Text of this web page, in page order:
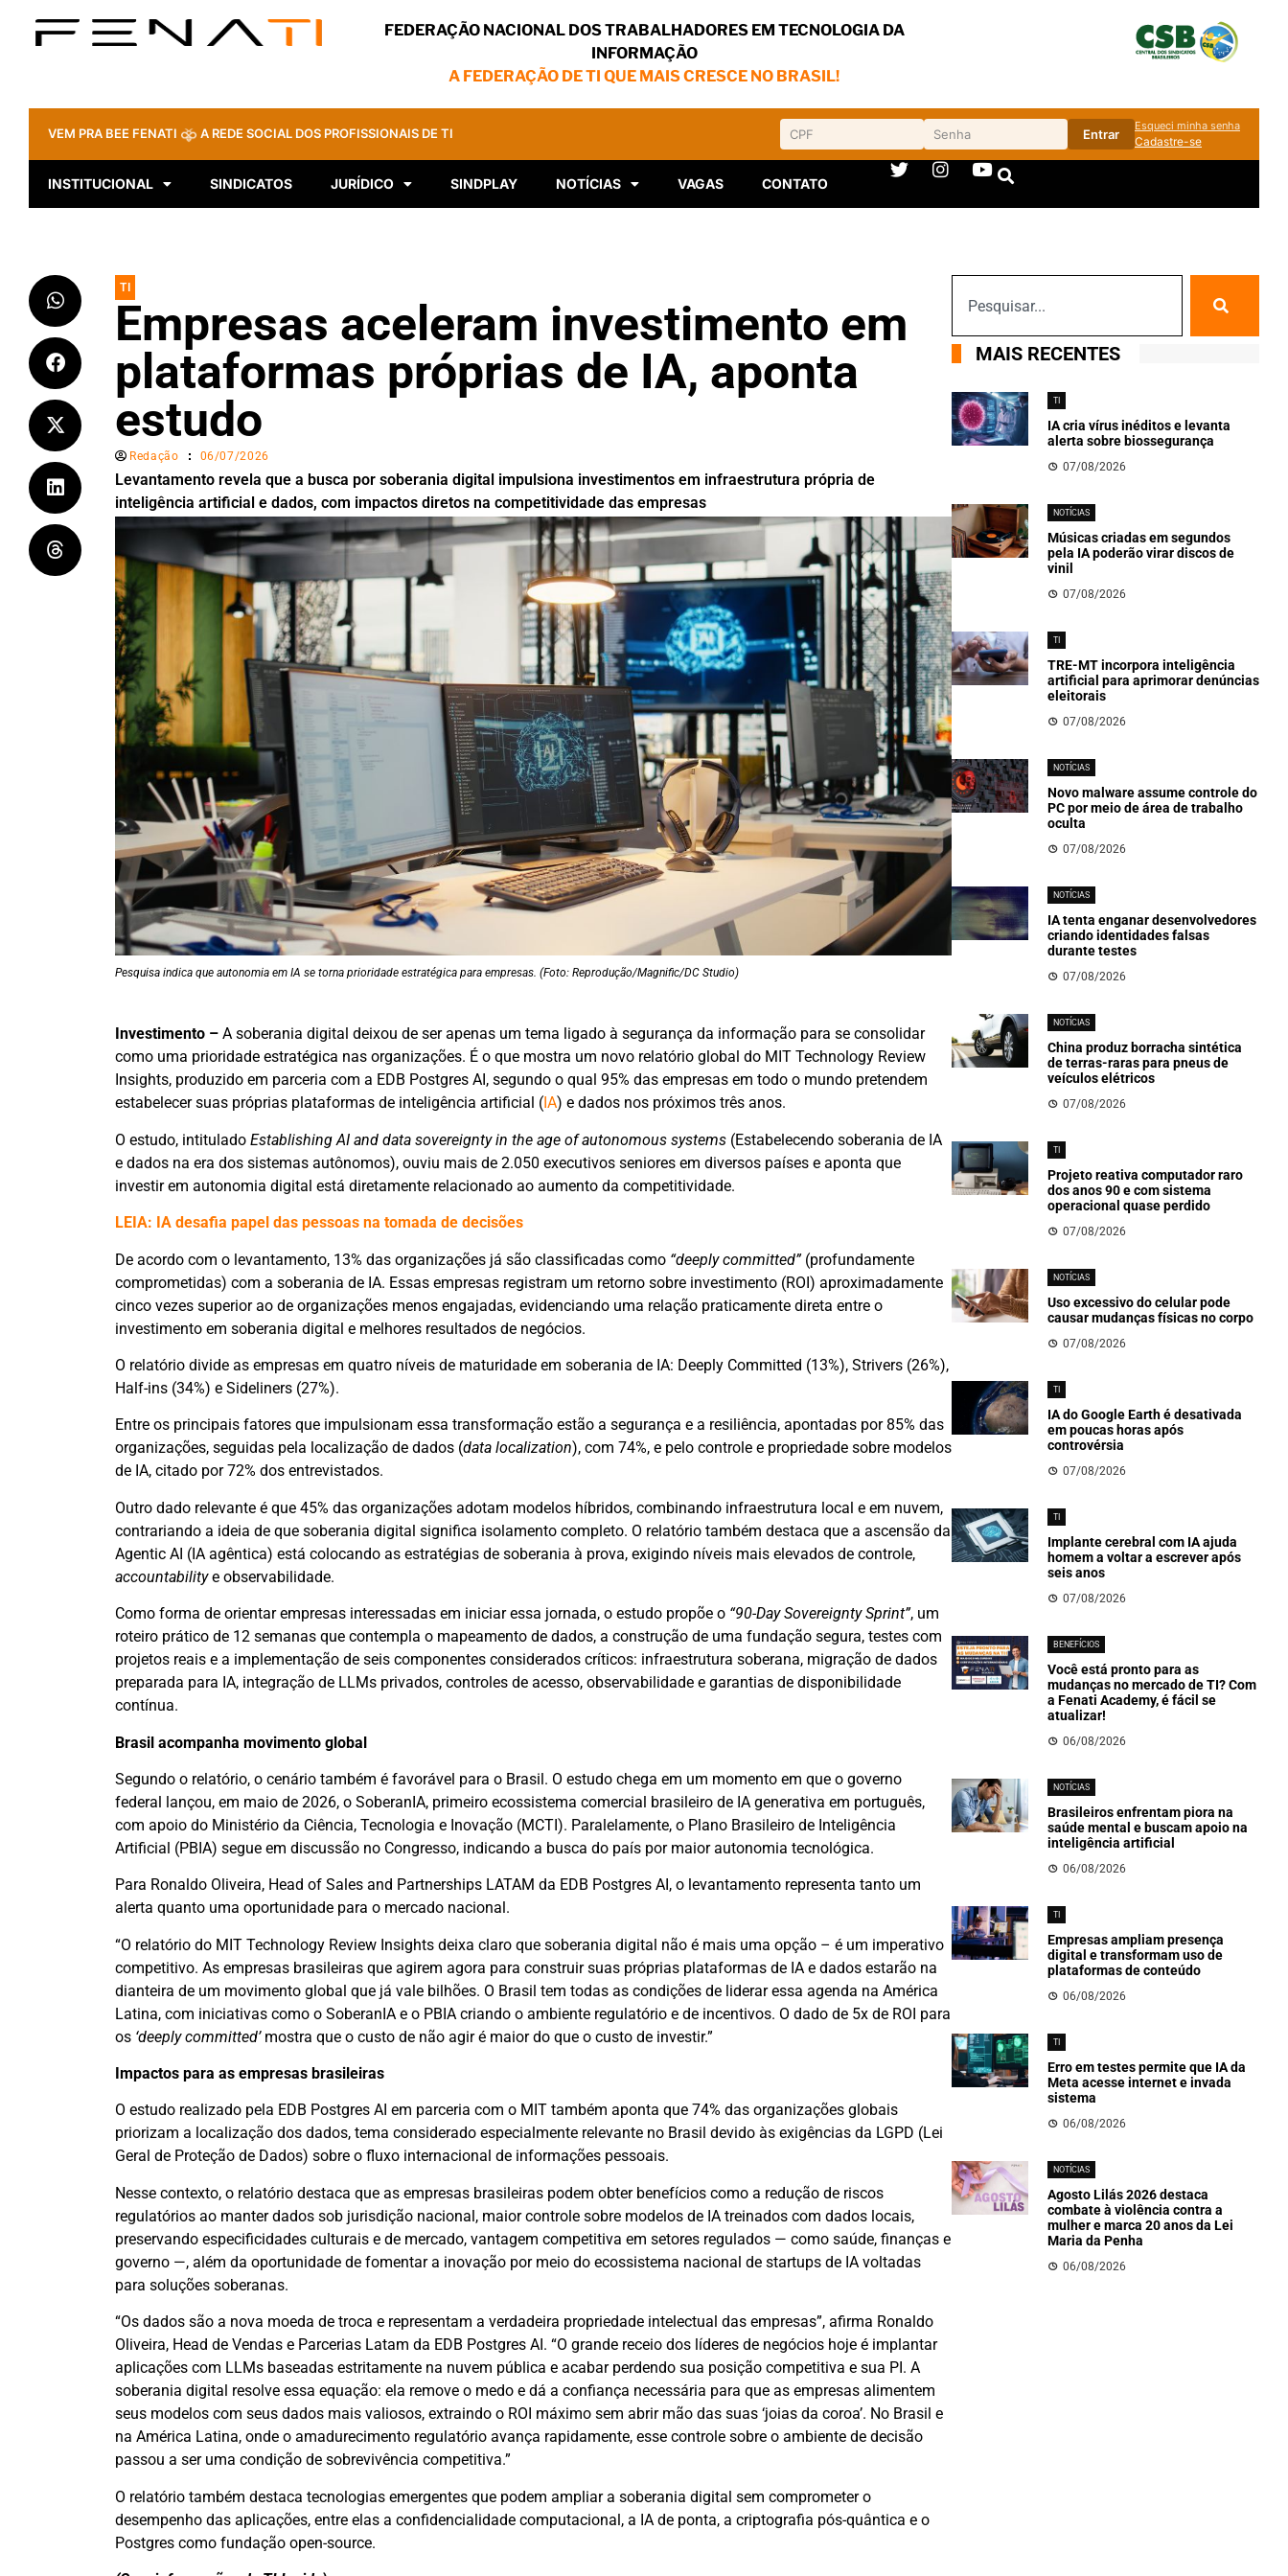
FEDERAÇÃO NACIONAL DOS TRABALHADORES EM TECNOLOGIA DA
INFORMAÇÃO
A FEDERAÇÃO DE TI QUE MAIS CRESCE NO BRASIL!
VEM PRA BEE FENATI A REDE SOCIAL DOS PROFISSIONAIS DE TI Entrar
Esqueci minha senha
Cadastre-se
INSTITUCIONAL SINDICATOS JURÍDICO SINDPLAY NOTÍCIAS VAGAS CONTATO
TI
Empresas aceleram investimento em
plataformas próprias de IA, aponta
estudo
Redação 06/07/2026
Levantamento revela que a busca por soberania digital impulsiona investimentos em infraestrutura própria de
inteligência artificial e dados, com impactos diretos na competitividade das empresas
Pesquisa indica que autonomia em IA se torna prioridade estratégica para empresas. (Foto: Reprodução/Magnific/DC Studio)
Investimento –A soberania digital deixou de ser apenas um tema ligado à segurança da informação para se consolidar
como uma prioridade estratégica nas organizações. É o que mostra um novo relatório global do MIT Technology Review
Insights, produzido em parceria com a EDB Postgres AI, segundo o qual 95% das empresas em todo o mundo pretendem
estabelecer suas próprias plataformas de inteligência artificial (IA) e dados nos próximos três anos.
O estudo, intituladoEstablishing AI and data sovereignty in the age of autonomous systems(Estabelecendo soberania de IA
e dados na era dos sistemas autônomos), ouviu mais de 2.050 executivos seniores em diversos países e aponta que
investir em autonomia digital está diretamente relacionado ao aumento da competitividade.
LEIA: IA desafia papel das pessoas na tomada de decisões
De acordo com o levantamento, 13% das organizações já são classificadas como “deeply committed”(profundamente
comprometidas) com a soberania de IA. Essas empresas registram um retorno sobre investimento (ROI) aproximadamente
cinco vezes superior ao de organizações menos engajadas, evidenciando uma relação praticamente direta entre o
investimento em soberania digital e melhores resultados de negócios.
O relatório divide as empresas em quatro níveis de maturidade em soberania de IA: Deeply Committed (13%), Strivers (26%),
Half-ins (34%) e Sideliners (27%).
Entre os principais fatores que impulsionam essa transformação estão a segurança e a resiliência, apontadas por 85% das
organizações, seguidas pela localização de dados (data localization), com 74%, e pelo controle e propriedade sobre modelos
de IA, citado por 72% dos entrevistados.
Outro dado relevante é que 45% das organizações adotam modelos híbridos, combinando infraestrutura local e em nuvem,
contrariando a ideia de que soberania digital significa isolamento completo. O relatório também destaca que a ascensão da
Agentic AI (IA agêntica) está colocando as estratégias de soberania à prova, exigindo níveis mais elevados de controle,
accountabilitye observabilidade.
Como forma de orientar empresas interessadas em iniciar essa jornada, o estudo propõe o “90-Day Sovereignty Sprint”, um
roteiro prático de 12 semanas que contempla o mapeamento de dados, a construção de uma fundação segura, testes com
projetos reais e a implementação de seis componentes considerados críticos: infraestrutura soberana, migração de dados
preparada para IA, integração de LLMs privados, controles de acesso, observabilidade e garantias de disponibilidade
contínua.
Brasil acompanha movimento global
Segundo o relatório, o cenário também é favorável para o Brasil. O estudo chega em um momento em que o governo
federal lançou, em maio de 2026, o SoberanIA, primeiro ecossistema comercial brasileiro de IA generativa em português,
com apoio do Ministério da Ciência, Tecnologia e Inovação (MCTI). Paralelamente, o Plano Brasileiro de Inteligência
Artificial (PBIA) segue em discussão no Congresso, indicando a busca do país por maior autonomia tecnológica.
Para Ronaldo Oliveira, Head of Sales and Partnerships LATAM da EDB Postgres AI, o levantamento representa tanto um
alerta quanto uma oportunidade para o mercado nacional.
“O relatório do MIT Technology Review Insights deixa claro que soberania digital não é mais uma opção – é um imperativo
competitivo. As empresas brasileiras que agirem agora para construir suas próprias plataformas de IA e dados estarão na
dianteira de um movimento global que já vale bilhões. O Brasil tem todas as condições de liderar essa agenda na América
Latina, com iniciativas como o SoberanIA e o PBIA criando o ambiente regulatório e de incentivos. O dado de 5x de ROI para
os‘deeply committed’mostra que o custo de não agir é maior do que o custo de investir.”
Impactos para as empresas brasileiras
O estudo realizado pela EDB Postgres AI em parceria com o MIT também aponta que 74% das organizações globais
priorizam a localização dos dados, tema considerado especialmente relevante no Brasil devido às exigências da LGPD (Lei
Geral de Proteção de Dados) sobre o fluxo internacional de informações pessoais.
Nesse contexto, o relatório destaca que as empresas brasileiras podem obter benefícios como a redução de riscos
regulatórios ao manter dados sob jurisdição nacional, maior controle sobre modelos de IA treinados com dados locais,
preservando especificidades culturais e de mercado, vantagem competitiva em setores regulados — como saúde, finanças e
governo —, além da oportunidade de fomentar a inovação por meio do ecossistema nacional de startups de IA voltadas
para soluções soberanas.
“Os dados são a nova moeda de troca e representam a verdadeira propriedade intelectual das empresas”, afirma Ronaldo
Oliveira, Head de Vendas e Parcerias Latam da EDB Postgres AI. “O grande receio dos líderes de negócios hoje é implantar
aplicações com LLMs baseadas estritamente na nuvem pública e acabar perdendo sua posição competitiva e sua PI. A
soberania digital resolve essa equação: ela remove o medo e dá a confiança necessária para que as empresas alimentem
seus modelos com seus dados mais valiosos, extraindo o ROI máximo sem abrir mão das suas ‘joias da coroa’. No Brasil e
na América Latina, onde o amadurecimento regulatório avança rapidamente, esse controle sobre o ambiente de decisão
passou a ser uma condição de sobrevivência competitiva.”
O relatório também destaca tecnologias emergentes que podem ampliar a soberania digital sem comprometer o
desempenho das aplicações, entre elas a confidencialidade computacional, a IA de ponta, a criptografia pós-quântica e o
Postgres como fundação open-source.
MAIS RECENTES
TI
IA cria vírus inéditos e levanta
alerta sobre biossegurança
07/08/2026
NOTÍCIAS
Músicas criadas em segundos
pela IA poderão virar discos de
vinil
07/08/2026
TI
TRE-MT incorpora inteligência
artificial para aprimorar denúncias
eleitorais
07/08/2026
NOTÍCIAS
Novo malware assume controle do
PC por meio de área de trabalho
oculta
07/08/2026
NOTÍCIAS
IA tenta enganar desenvolvedores
criando identidades falsas
durante testes
07/08/2026
NOTÍCIAS
China produz borracha sintética
de terras-raras para pneus de
veículos elétricos
07/08/2026
TI
Projeto reativa computador raro
dos anos 90 e com sistema
operacional quase perdido
07/08/2026
NOTÍCIAS
Uso excessivo do celular pode
causar mudanças físicas no corpo
07/08/2026
TI
IA do Google Earth é desativada
em poucas horas após
controvérsia
07/08/2026
TI
Implante cerebral com IA ajuda
homem a voltar a escrever após
seis anos
07/08/2026
BENEFÍCIOS
Você está pronto para as
mudanças no mercado de TI? Com
a Fenati Academy, é fácil se
atualizar!
06/08/2026
NOTÍCIAS
Brasileiros enfrentam piora na
saúde mental e buscam apoio na
inteligência artificial
06/08/2026
TI
Empresas ampliam presença
digital e transformam uso de
plataformas de conteúdo
06/08/2026
TI
Erro em testes permite que IA da
Meta acesse internet e invada
sistema
06/08/2026
NOTÍCIAS
Agosto Lilás 2026 destaca
combate à violência contra a
mulher e marca 20 anos da Lei
Maria da Penha
06/08/2026